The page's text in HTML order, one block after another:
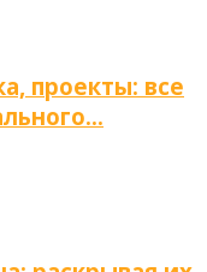
проекты: все